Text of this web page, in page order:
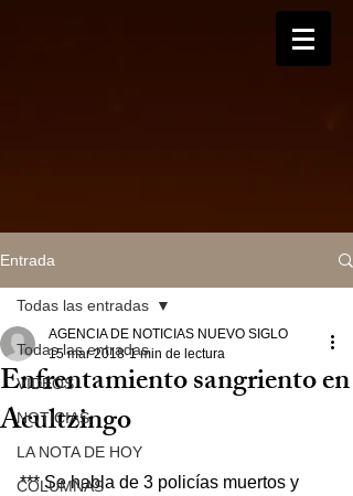
Entrada
Todas las entradas
VIDEOS
NOTICIAS
LA NOTA DE HOY
COLUMNAS
Todas las entradas
Enfrentamiento sangriento en
Acultzingo
AGENCIA DE NOTICIAS NUEVO SIGLO
15 mar 2018 1 min de lectura
*** Se habla de 3 policías muertos y